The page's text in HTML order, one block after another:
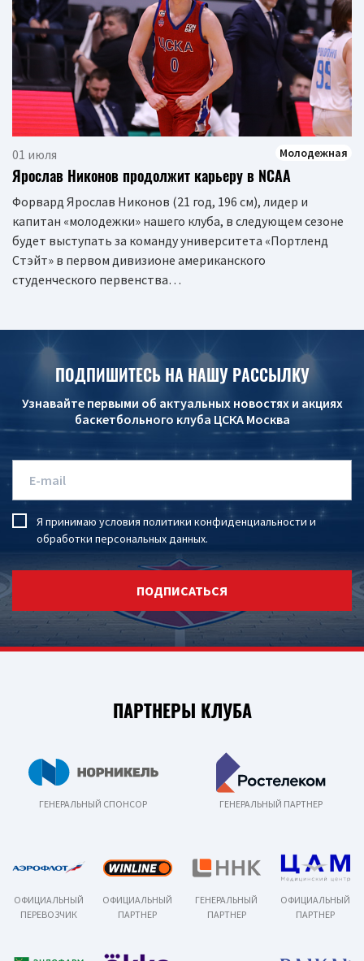
01 июля Молодежная
Ярослав Никонов продолжит карьеру в NCAA
Форвард Ярослав Никонов (21 год, 196 см), лидер и
капитан «молодежки» нашего клуба, в следующем сезоне
будет выступать за команду университета «Портленд
Стэйт» в первом дивизионе американского
студенческого первенства…
ПОДПИШИТЕСЬ НА НАШУ РАССЫЛКУ
Узнавайте первыми об актуальных новостях и акциях
баскетбольного клуба ЦСКА Москва
Я принимаю условия политики конфиденциальности и
обработки персональных данных.
ПОДПИСАТЬСЯ
ПАРТНЕРЫ КЛУБА
ГЕНЕРАЛЬНЫЙ СПОНСОР ГЕНЕРАЛЬНЫЙ ПАРТНЕР
ОФИЦИАЛЬНЫЙ
ПЕРЕВОЗЧИК
ОФИЦИАЛЬНЫЙ
ПАРТНЕР
ГЕНЕРАЛЬНЫЙ
ПАРТНЕР
ОФИЦИАЛЬНЫЙ
ПАРТНЕР